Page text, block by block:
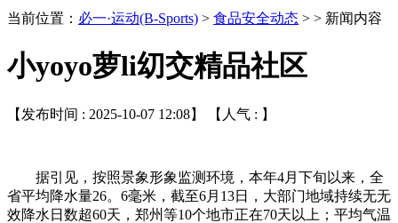
当前位置： 必一·运动(B-Sports) > 食品安全动态 > > 新闻内容
小yoyo萝li㓜交精品社区
【发布时间 : 2025-10-07 12:08】 【人气 : 】
据引见，按照景象形象监测环境，本年4月下旬以来，全
省平均降水量26。6毫米，截至6月13日，大部门地域持续无无
效降水日数超60天，郑州等10个地市正在70天以上；平均气温